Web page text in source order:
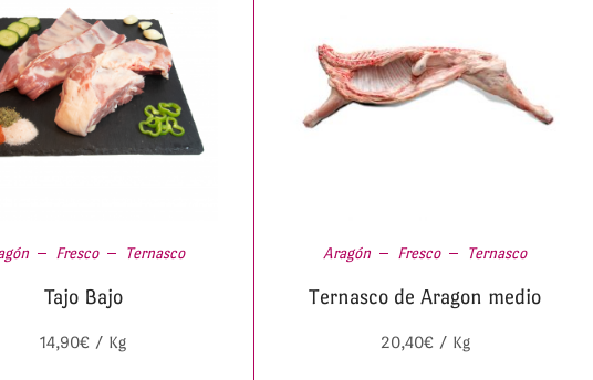
Fresco Ternasco
Tajo Bajo
14,90€ / Kg
Aragón Fresco Ternasco
Ternasco de Aragon medio
20,40€/ Kg